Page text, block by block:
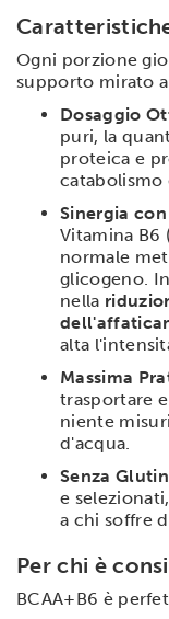
Ogni porzione
supporto mirato
Dosaggio
puri, la
proteica e
catabolismo
Sinergia
Vitamina B6
normale
glicogeno.
nella
alta
Massima
trasportare
niente
d'acqua.
Senza
e
a chi soffre
Per chi è
BCAA+B6 è